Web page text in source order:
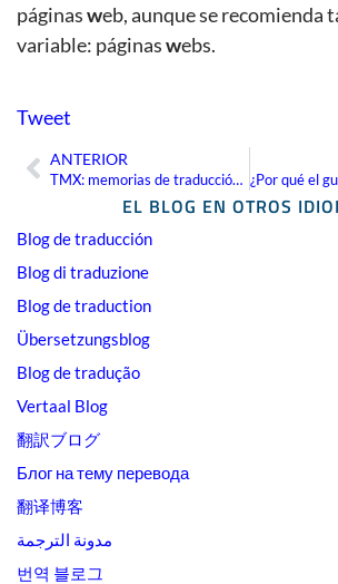
EL BLOG EN OTROS
Blog de traducción
Blog di traduzione
Blog de traduction
Übersetzungsblog
Blog de tradução
Vertaal Blog
翻訳ブログ
Блог на тему перевода
翻译博客
مدونة الترجمة
번역 블로그
páginasweb, aunque se recomienda
variable: páginaswebs.
Tweet
AntANTERIOR
TMX: memorias de traducción en formato XML